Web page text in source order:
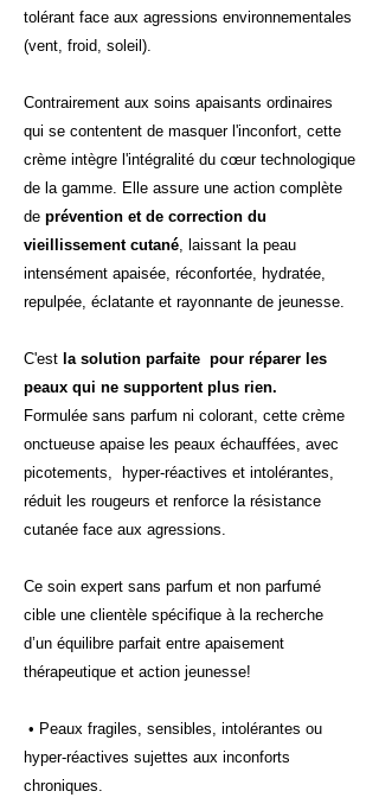
tolérant face aux agressions environnementales
(vent, froid, soleil).
Contrairement aux soins apaisants ordinaires
qui se contentent de masquer l'inconfort, cette
crème intègre l'intégralité du cœur technologique
de la gamme. Elle assure une action complète
de prévention et de correction du
vieillissement cutané, laissant la peau
intensément apaisée, réconfortée, hydratée,
repulpée, éclatante et rayonnante de jeunesse.
C'est la solution parfaite pour réparer les
peaux qui ne supportent plus rien.
Formulée sans parfum ni colorant, cette crème
onctueuse apaise les peaux échauffées, avec
picotements, hyper-réactives et intolérantes,
réduit les rougeurs et renforce la résistance
cutanée face aux agressions.
Ce soin expert sans parfum et non parfumé
cible une clientèle spécifique à la recherche
d’un équilibre parfait entre apaisement
thérapeutique et action jeunesse!
• Peaux fragiles, sensibles, intolérantes ou
hyper-réactives sujettes aux inconforts
chroniques.